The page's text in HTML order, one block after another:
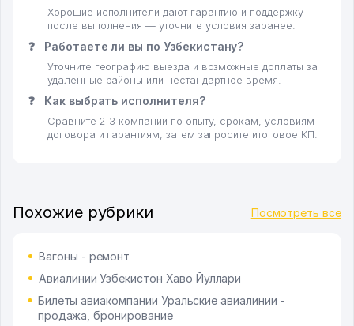
Хорошие исполнители дают гарантию и поддержку
после выполнения — уточните условия заранее.
❓ Работаете ли вы по Узбекистану?
Уточните географию выезда и возможные доплаты за
удалённые районы или нестандартное время.
❓ Как выбрать исполнителя?
Сравните 2–3 компании по опыту, срокам, условиям
договора и гарантиям, затем запросите итоговое КП.
Похожие рубрики Посмотреть все
Вагоны - ремонт
Авиалинии Узбекистон Хаво Йуллари
Билеты авиакомпании Уральские авиалинии -
продажа, бронирование